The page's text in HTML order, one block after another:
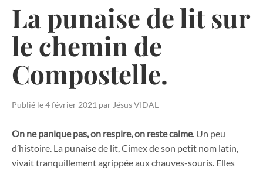
La punaise de lit sur
le chemin de
Compostelle.
Publié le4 février 2021 par Jésus VIDAL
On ne panique pas, on respire, on reste calme. Un peu
d’histoire. La punaise de lit, Cimex de son petit nom latin,
vivait tranquillement agrippée aux chauves-souris. Elles